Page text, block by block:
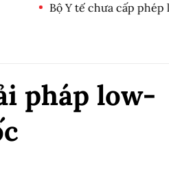
Bộ Y tế chưa cấp phép
pháp low-